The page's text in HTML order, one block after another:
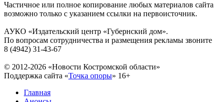
Частичное или полное копирование любых материалов сайта
возможно только с указанием ссылки на первоисточник.
АУКО «Издательский центр «Губернский дом».
По вопросам сотрудничества и размещения рекламы звоните
8 (4942) 31-43-67
© 2012-2026 «Новости Костромской области»
Поддержка сайта «Точка опоры» 16+
Главная